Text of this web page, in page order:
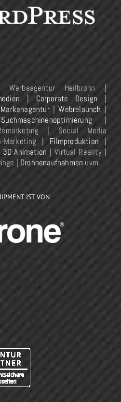
Heilbronn |
| Corporate Design |
Markenagentur|Webrelaunch |
Suchmaschinenoptimierung |
| Social Media
Marketing | Filmproduktion |
3D-Animation | Virtual Reality |
| Drohnenaufnahmen uvm.
IST VON